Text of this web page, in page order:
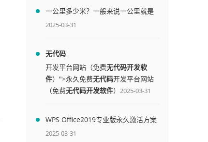
一公里多少米？一般来说一公里就是
1000米
2025-03-31
无代码
开发平台网站（免费无代码开发软
件）">永久免费无代码开发平台网站
（免费无代码开发软件） 2025-03-31
WPS Office2019专业版永久激活方案
(附终身授权序列号)
2025-03-31